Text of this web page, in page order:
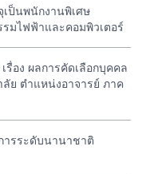
ป็นพนักงานพิเศษ
มไฟฟ้าและคอมพิวเตอร์
อง ผลการคัดเลือกบุคคล
ย ตำแหน่งอาจารย์ ภาค
รระดับนานาชาติ